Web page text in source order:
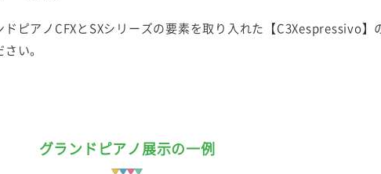
ピアノCFXとSXシリーズの要素を取り入れた【C3Xespressivo】
い。
グランドピアノ展示の一例